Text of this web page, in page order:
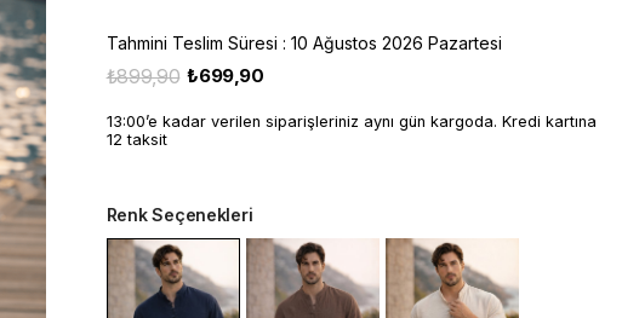
Tahmini Teslim Süresi : 10 Ağustos 2026 Pazartesi
₺899,90 ₺699,90
13:00’e kadar verilen siparişleriniz aynı gün kargoda. Kredi kartına
12 taksit
Renk Seçenekleri